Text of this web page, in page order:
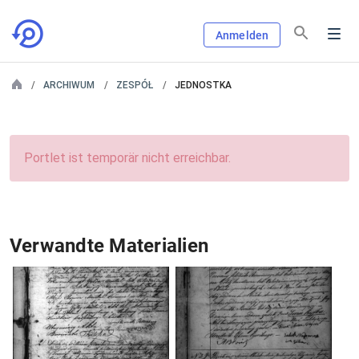
Anmelden
ARCHIWUM ZESPÓŁ JEDNOSTKA
Portlet ist temporär nicht erreichbar.
Verwandte Materialien